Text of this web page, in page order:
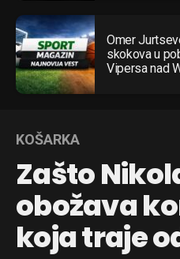
Omer
skokova u
Vipersa nad
KOŠARKA
Zašto
obožava
koja traje